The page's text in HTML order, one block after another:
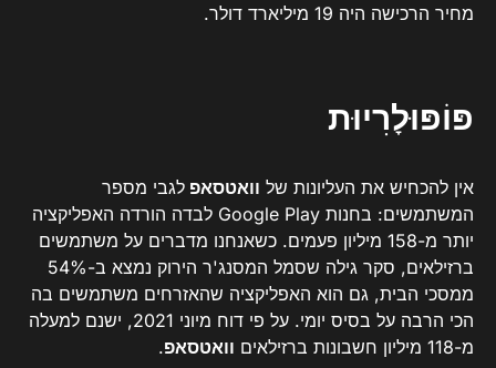
מחיר הרכישה היה 19 מיליארד דולר.
פּוֹפּוּלָרִיוּת
אין להכחיש את העליונות של וואטסאפ לגבי מספר
המשתמשים: בחנות Google Play לבדה הורדה האפליקציה
יותר מ-158 מיליון פעמים. כשאנחנו מדברים על משתמשים
ברזילאים, סקר גילה שסמל המסנג'ר הירוק נמצא ב-54%
ממסכי הבית, גם הוא האפליקציה שהאזרחים משתמשים בה
הכי הרבה על בסיס יומי. על פי דוח מיוני 2021, ישנם למעלה
מ-118 מיליון חשבונות ברזילאים
וואטסאפ.